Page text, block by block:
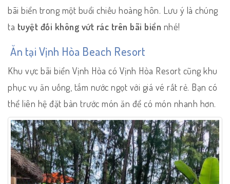
bãi biển trong một buổi chiều hoàng hôn. Lưu ý là chúng
ta tuyệt đối không vứt rác trên bãi biển nhé!
Ăn tại Vịnh Hòa Beach Resort
Khu vực bãi biển Vịnh Hòa có Vịnh Hòa Resort cũng khu
phục vụ ăn uống, tắm nước ngọt với giá vé rất rẻ. Bạn có
thể liên hệ đặt bàn trước món ăn để có món nhanh hơn.